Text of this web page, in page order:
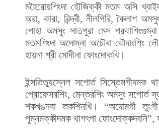
মহৈরোয়শিংদা হৌজিক্কী মতম অসি
অরা, কারা, ৱিন্দ্বী, নীলগিরি, কৈলাশ
পোহা অমসুং সাতপুরা মেস
মতমশিংদা অদোম্না অচৌবা থৌদাংশিং
হায়না শ্রী মোদীনা ফোংদোকখি।
ইন্সতিত্যুস্নেল সপোর্ত সিস্তেমগীদমক
প্রোফেসরশিং, মেন্তরশিং অমসুং সপোর্ত
শকখঙনবা তকশিনখি। “অদোমগী
পুম্নমক্কীদমক থাগৎপা ফোংদোক্কদবনি”,